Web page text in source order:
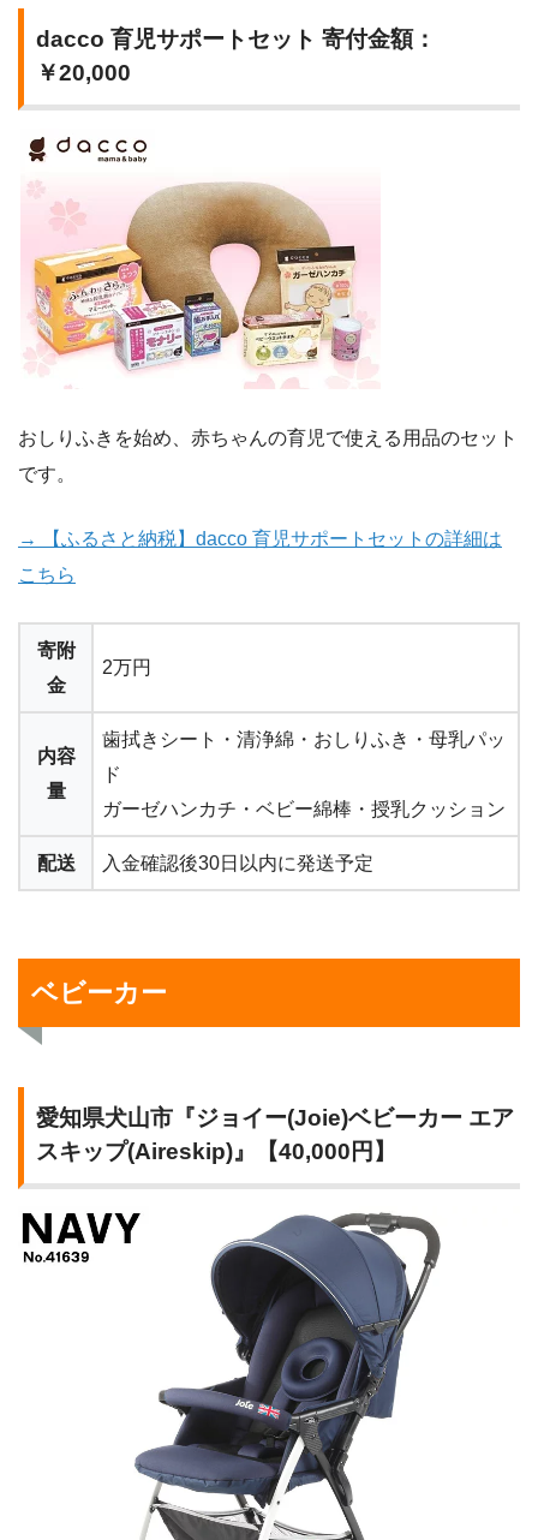
dacco 育児サポートセット 寄付金額：
￥20,000
おしりふきを始め、赤ちゃんの育児で使える用品のセット
です。
→ 【ふるさと納税】dacco 育児サポートセットの詳細は
こちら
寄附
金
2万円
内容
量
歯拭きシート・清浄綿・おしりふき・母乳パッ
ド
ガーゼハンカチ・ベビー綿棒・授乳クッション
配送 入金確認後30日以内に発送予定
ベビーカー
愛知県犬山市『ジョイー(Joie)ベビーカー エア
スキップ(Aireskip)』【40,000円】